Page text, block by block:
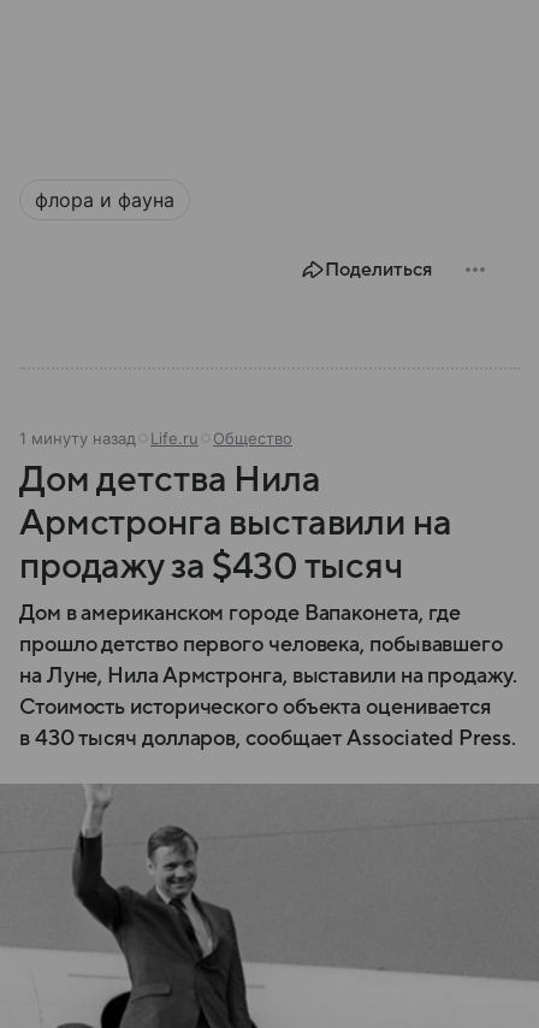
флора и фауна
Поделиться
1 минуту назад Life.ru Общество
Дом детства Нила
Армстронга выставили на
продажу за $430 тысяч
Дом в американском городе Вапаконета, где
прошло детство первого человека, побывавшего
на Луне, Нила Армстронга, выставили на продажу.
Стоимость исторического объекта оценивается
в 430 тысяч долларов, сообщает Associated Press.